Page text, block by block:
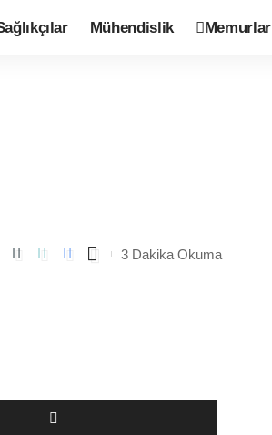
Mühendislik Memurlar
3 Dakika Okuma